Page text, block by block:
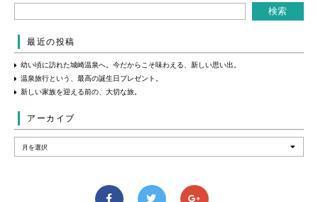
最近の投稿
幼い頃に訪れた城崎温泉へ。今だからこそ味わえる、新しい思い出。
温泉旅行という、最高の誕生日プレゼント。
新しい家族を迎える前の、大切な旅。
アーカイブ